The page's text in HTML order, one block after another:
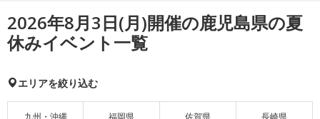
2026年8月3日(月)開催の鹿児島県の夏
休みイベント一覧
エリアを絞り込む
九州・沖縄 福岡県 佐賀県 長崎県